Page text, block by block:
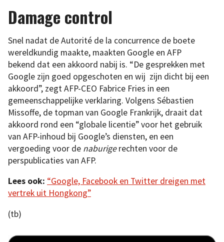
Damage control
Snel nadat de Autorité de la concurrence de boete
wereldkundig maakte, maakten Google en AFP
bekend dat een akkoord nabij is. “De gesprekken met
Google zijn goed opgeschoten en wij zijn dicht bij een
akkoord”, zegt AFP-CEO Fabrice Fries in een
gemeenschappelijke verklaring. Volgens Sébastien
Missoffe, de topman van Google Frankrijk, draait dat
akkoord rond een “globale licentie” voor het gebruik
van AFP-inhoud bij Google’s diensten, en een
vergoeding voor de naburigerechten voor de
perspublicaties van AFP.
Lees ook: “Google, Facebook en Twitter dreigen met
vertrek uit Hongkong”
(tb)